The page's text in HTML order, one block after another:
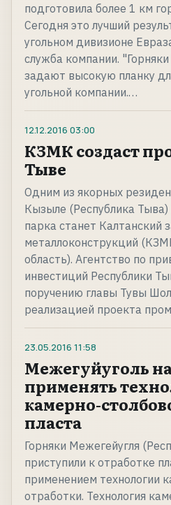
подготовила более 1 км
Сегодня это лучший
угольном дивизионе
служба компании.
задают высокую планку
угольной компании.…
12.12.2016 03:00
КЗМК создаст
Тыве
Одним из якорных
Кызыле (Республика
парка станет Калтанский
металлоконструкций
область). Агентство по
инвестиций Республики
поручению главы Тувы
реализацией проекта
23.05.2016 11:58
Межегуйуголь
применять
камерно-
пласта
Горняки Межегейугля
приступили к отработке
применением технологии
отработки. Технология